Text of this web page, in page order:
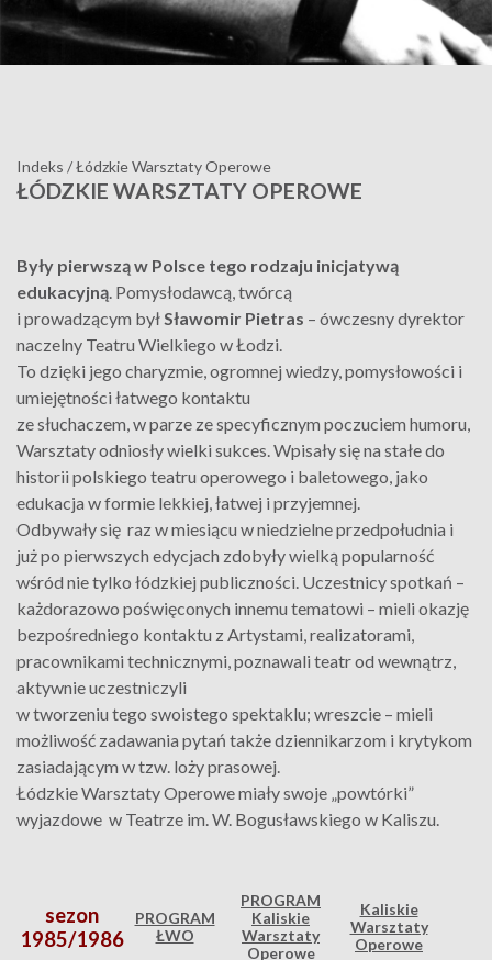
Indeks /Łódzkie Warsztaty Operowe
ŁÓDZKIE WARSZTATY OPEROWE
Były pierwszą w Polsce tego rodzaju inicjatywą
edukacyjną . Pomysłodawcą, twórcą
i prowadzącym był Sławomir Pietras – ówczesny dyrektor
naczelny Teatru Wielkiego w Łodzi.
To dzięki jego charyzmie, ogromnej wiedzy, pomysłowości i
umiejętności łatwego kontaktu
ze słuchaczem, w parze ze specyficznym poczuciem humoru,
Warsztaty odniosły wielki sukces. Wpisały się na stałe do
historii polskiego teatru operowego i baletowego, jako
edukacja w formie lekkiej, łatwej i przyjemnej.
Odbywały się raz w miesiącu w niedzielne przedpołudnia i
już po pierwszych edycjach zdobyły wielką popularność
wśród nie tylko łódzkiej publiczności. Uczestnicy spotkań –
każdorazowo poświęconych innemu tematowi – mieli okazję
bezpośredniego kontaktu z Artystami, realizatorami,
pracownikami technicznymi, poznawali teatr od wewnątrz,
aktywnie uczestniczyli
w tworzeniu tego swoistego spektaklu; wreszcie – mieli
możliwość zadawania pytań także dziennikarzom i krytykom
zasiadającym w tzw. loży prasowej.
Łódzkie Warsztaty Operowe miały swoje „powtórki”
wyjazdowe w Teatrze im. W. Bogusławskiego w Kaliszu.
sezon
1985/1986
PROGRAM
ŁWO
PROGRAM
Kaliskie
Warsztaty
Operowe
Kaliskie
Warsztaty
Operowe